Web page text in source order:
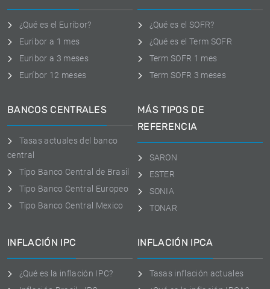
¿Qué es el Euribor?
Euribor a 1 mes
Euribor a 3 meses
Euríbor 12 meses
¿Qué es el SOFR?
¿Qué es el Term SOFR
Term SOFR 1 mes
Term SOFR 3 meses
BANCOS CENTRALES
Tasas actuales del banco
central
Tipo Banco Central de Brasil
Tipo Banco Central Europeo
Tipo Banco Central Mexico
MÁS TIPOS DE
REFERENCIA
SARON
ESTER
SONIA
TONAR
INFLACIÓN IPC
¿Qué es la inflación IPC?
INFLACIÓN IPCA
Tasas inflación actuales